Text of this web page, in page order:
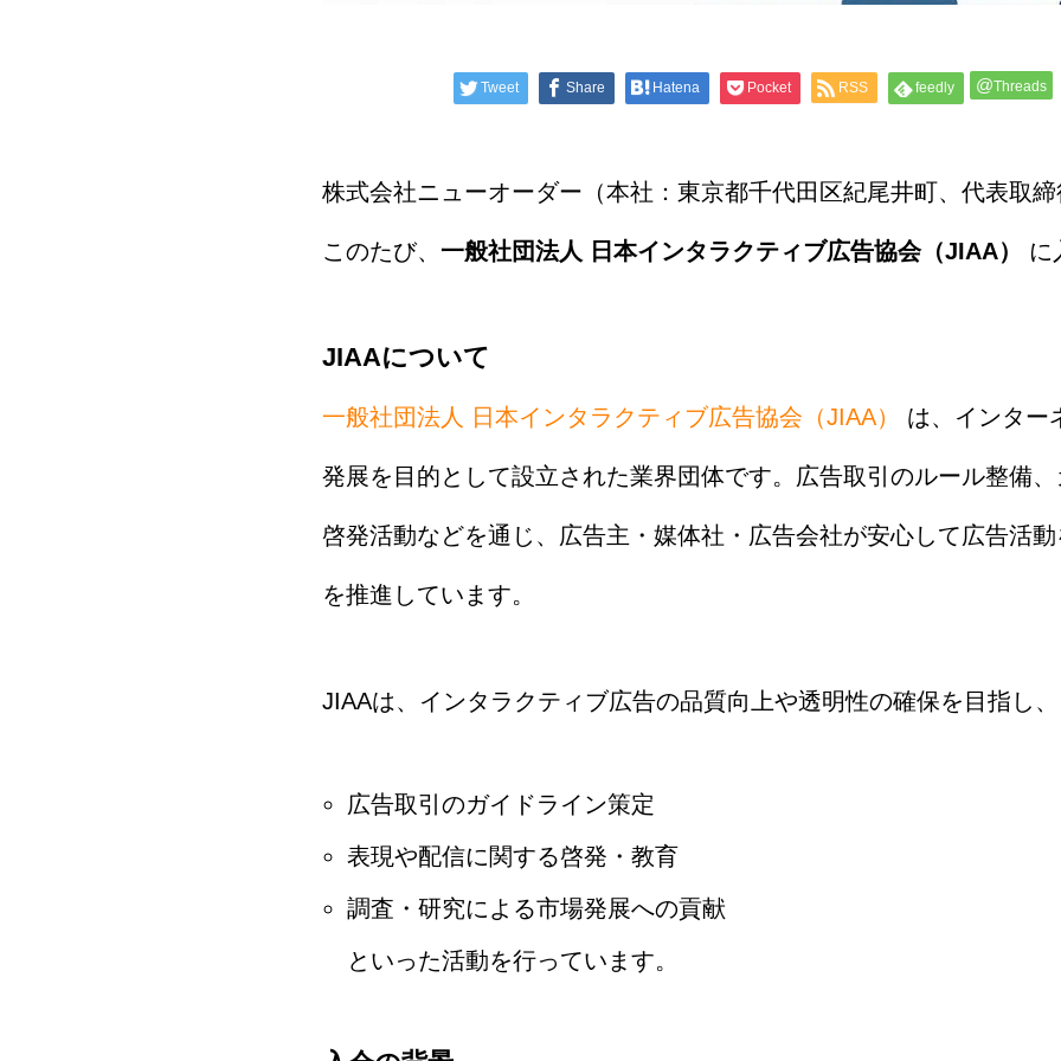
Tweet Share Hatena Pocket RSS feedly @Threads
株式会社ニューオーダー（本社：東京都千代田区紀尾井町、代表取締
このたび、 一般社団法人 日本インタラクティブ広告協会（JIAA） に
JIAAについて
一般社団法人 日本インタラクティブ広告協会（JIAA） は、インター
発展を目的として設立された業界団体です。広告取引のルール整備、
啓発活動などを通じ、広告主・媒体社・広告会社が安心して広告活動
を推進しています。
JIAAは、インタラクティブ広告の品質向上や透明性の確保を目指し、
広告取引のガイドライン策定
表現や配信に関する啓発・教育
調査・研究による市場発展への貢献
といった活動を行っています。